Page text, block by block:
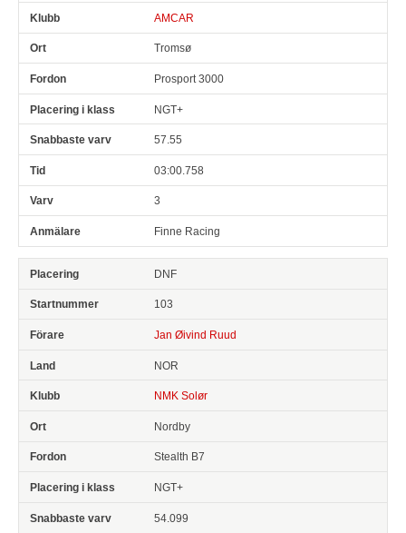
AMCAR
Tromsø
Prosport 3000
NGT+
57.55
03:00.758
3
Finne Racing
DNF
103
Jan Øivind Ruud
NOR
NMK Solør
Nordby
Stealth B7
NGT+
54.099